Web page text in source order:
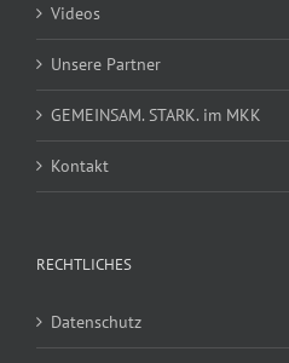
Videos
Unsere Partner
GEMEINSAM. STARK. im MKK
Kontakt
RECHTLICHES
Datenschutz